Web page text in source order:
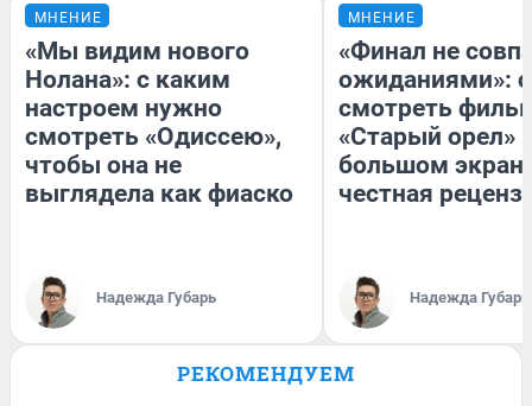
МНЕНИЕ
«Мы видим нового
Нолана»: с каким
настроем нужно
смотреть «Одиссею»,
чтобы она не
выглядела как фиаско
Надежда Губарь
МНЕНИЕ
«Финал не
ожиданиями»:
смотреть
«Старый орел»
большом
честная
Надежда Губарь
РЕКОМЕНДУЕМ